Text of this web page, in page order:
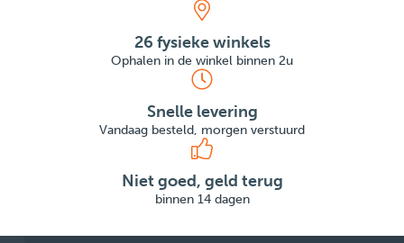
26 fysieke winkels
Ophalen in de winkel binnen 2u
Snelle levering
Vandaag besteld, morgen verstuurd
Niet goed, geld terug
binnen 14 dagen